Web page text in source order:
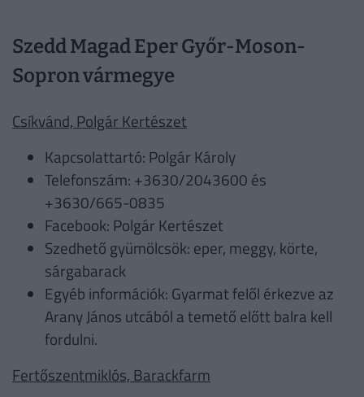
Szedd Magad Eper Győr-Moson-
Sopron vármegye
Csíkvánd, Polgár Kertészet
Kapcsolattartó: Polgár Károly
Telefonszám: +3630/2043600 és
+3630/665-0835
Facebook: Polgár Kertészet
Szedhető gyümölcsök: eper, meggy, körte,
sárgabarack
Egyéb információk: Gyarmat felől érkezve az
Arany János utcából a temető előtt balra kell
fordulni.
Fertőszentmiklós, Barackfarm